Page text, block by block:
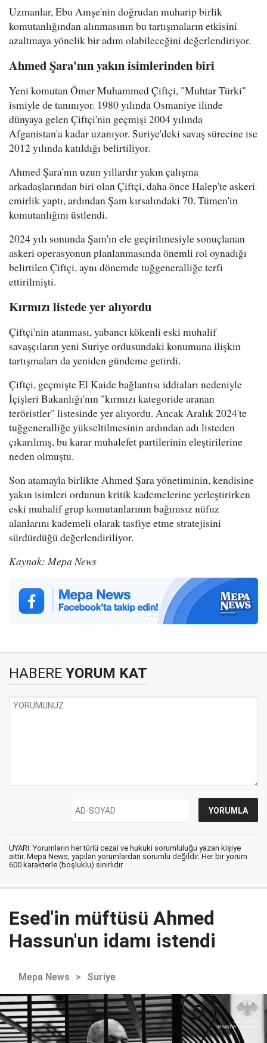
Uzmanlar, Ebu Amşe'nin doğrudan muharip birlik
komutanlığından alınmasının bu tartışmaların etkisini
azaltmaya yönelik bir adım olabileceğini değerlendiriyor.
Ahmed Şara'nın yakın isimlerinden biri
Yeni komutan Ömer Muhammed Çiftçi, "Muhtar Türki"
ismiyle de tanınıyor. 1980 yılında Osmaniye ilinde
dünyaya gelen Çiftçi'nin geçmişi 2004 yılında
Afganistan'a kadar uzanıyor. Suriye'deki savaş sürecine ise
2012 yılında katıldığı belirtiliyor.
Ahmed Şara'nın uzun yıllardır yakın çalışma
arkadaşlarından biri olan Çiftçi, daha önce Halep'te askeri
emirlik yaptı, ardından Şam kırsalındaki 70. Tümen'in
komutanlığını üstlendi.
2024 yılı sonunda Şam'ın ele geçirilmesiyle sonuçlanan
askeri operasyonun planlanmasında önemli rol oynadığı
belirtilen Çiftçi, aynı dönemde tuğgeneralliğe terfi
ettirilmişti.
Kırmızı listede yer alıyordu
Çiftçi'nin atanması, yabancı kökenli eski muhalif
savaşçıların yeni Suriye ordusundaki konumuna ilişkin
tartışmaları da yeniden gündeme getirdi.
Çiftçi, geçmişte El Kaide bağlantısı iddiaları nedeniyle
İçişleri Bakanlığı'nın "kırmızı kategoride aranan
teröristler" listesinde yer alıyordu. Ancak Aralık 2024'te
tuğgeneralliğe yükseltilmesinin ardından adı listeden
çıkarılmış, bu karar muhalefet partilerinin eleştirilerine
neden olmuştu.
Son atamayla birlikte Ahmed Şara yönetiminin, kendisine
yakın isimleri ordunun kritik kademelerine yerleştirirken
eski muhalif grup komutanlarının bağımsız nüfuz
alanlarını kademeli olarak tasfiye etme stratejisini
sürdürdüğü değerlendiriliyor.
Kaynak: Mepa News
HABERE YORUM KAT
UYARI: Yorumların her türlü cezai ve hukuki sorumluluğu yazan kişiye
aittir. Mepa News, yapılan yorumlardan sorumlu değildir. Her bir yorum
600 karakterle (boşluklu) sınırlıdır.
Esed'in müftüsü Ahmed
Hassun'un idamı istendi
Mepa News > Suriye